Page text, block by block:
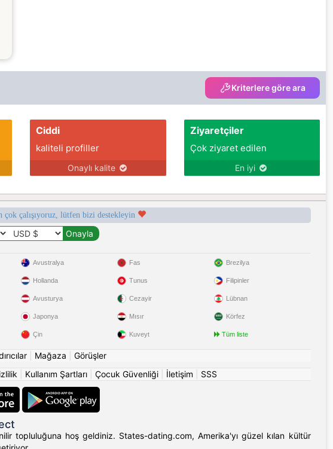
Kriterlere göre ara
Ciddi
kaliteli profiller
Onaylı kalite
Ziyaretçiler
Çok ziyaret edilen
En iyi
çalışıyoruz, lütfen bizi destekleyin
Avustralya
Hollanda
Avusturya
Japonya
Çin
Fas
Tunus
Cezayir
Mısır
Kuveyt
Brezilya
Filipinler
Lübnan
Körfez
Tüm liste
Mağaza
Görüşler
Kullanım Şartları Çocuk Güvenliği İletişim SSS
topluluğuna hoş geldiniz. States-dating.com, Amerika'yı güzel kılan kültür